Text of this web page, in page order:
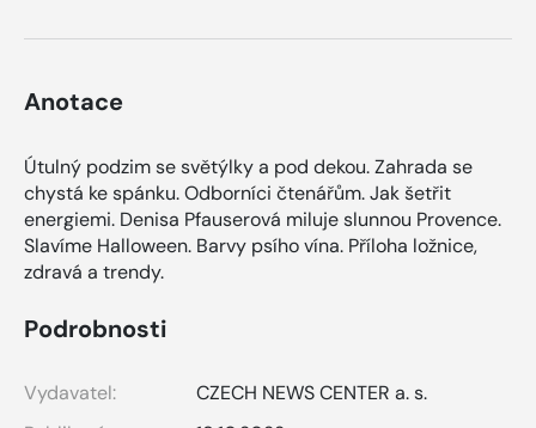
Anotace
Útulný podzim se světýlky a pod dekou. Zahrada se
chystá ke spánku. Odborníci čtenářům. Jak šetřit
energiemi. Denisa Pfauserová miluje slunnou Provence.
Slavíme Halloween. Barvy psího vína. Příloha ložnice,
zdravá a trendy.
Podrobnosti
Vydavatel:
CZECH NEWS CENTER a. s.